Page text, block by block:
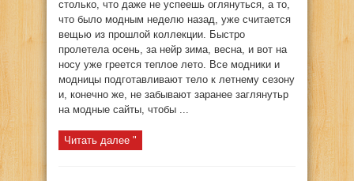
столько, что даже не успеешь оглянуться, а то,
что было модным неделю назад, уже считается
вещью из прошлой коллекции. Быстро
пролетела осень, за нейp зима, весна, и вот на
носу уже греется теплое лето. Все модники и
модницы подготавливают тело к летнему сезону
и, конечно же, не забывают заранее заглянутьp
на модные сайты, чтобы ...
Читать далее "